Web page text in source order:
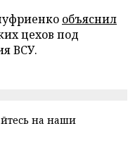
объяснил
цехов под
ВСУ.
на наши